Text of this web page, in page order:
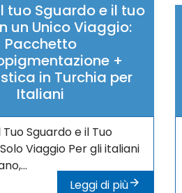
tuo Sguardo e il tuo
un Unico Viaggio:
Pacchetto
+
in Turchia per
Italiani
Sguardo e il Tuo
Viaggio Per gli italiani
Leggi di più